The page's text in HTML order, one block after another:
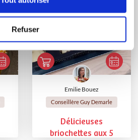
Refuser
Emilie Bouez
Conseillère Guy Demarle
Délicieuses
briochettes aux 5